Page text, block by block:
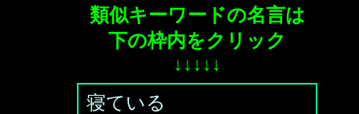
類似キーワードの名言は
下の枠内をクリック
↓↓↓↓↓
寝ている